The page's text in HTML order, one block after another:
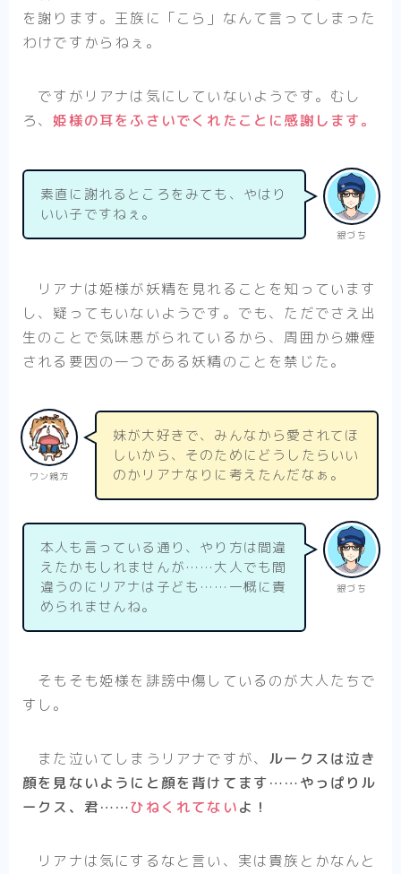
を謝ります。王族に「こら」なんて言ってしまった
わけですからねぇ。
ですがリアナは気にしていないようです。むし
ろ、姫様の耳をふさいでくれたことに感謝します。
銀づち
素直に謝れるところをみても、やはり
いい子ですねぇ。
リアナは姫様が妖精を見れることを知っています
し、疑ってもいないようです。でも、ただでさえ出
生のことで気味悪がられているから、周囲から嫌煙
される要因の一つである妖精のことを禁じた。
ワン親方
妹が大好きで、みんなから愛されてほ
しいから、そのためにどうしたらいい
のかリアナなりに考えたんだなぁ。
銀づち
本人も言っている通り、やり方は間違
えたかもしれませんが……大人でも間
違うのにリアナは子ども……一概に責
められませんね。
そもそも姫様を誹謗中傷しているのが大人たちで
すし。
また泣いてしまうリアナですが、 ルークスは泣き
顔を見ないようにと顔を背けてます……やっぱりル
ークス、君……ひねくれてないよ！
リアナは気にするなと言い、実は貴族とかなんと